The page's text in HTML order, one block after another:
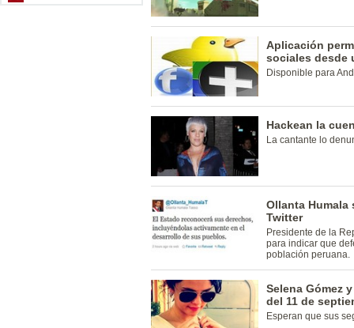
Aplicación
sociales desde
Disponible para
Hackean la
La cantante lo
Ollanta Humala
Twitter
Presidente de la
para indicar que
población peruana.
Selena Gómez
del 11 de
Esperan que sus